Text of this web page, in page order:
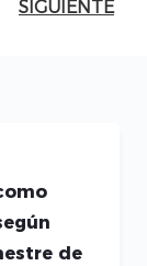
SIGUIENTE
de